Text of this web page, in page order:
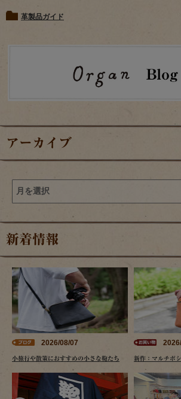
革製品ガイド
アーカイブ
新着情報
2026/08/07
小旅行や散策におすすめの小さな鞄たち 新作：マルチポ